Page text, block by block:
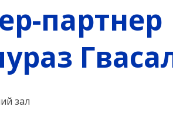
партнер
зал